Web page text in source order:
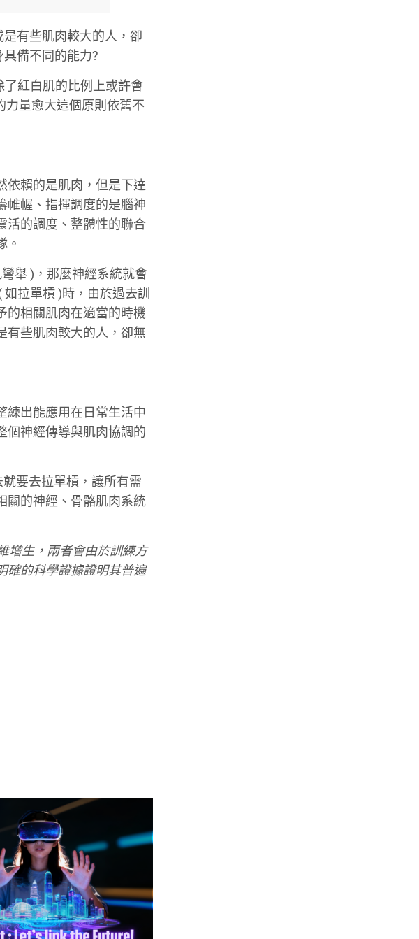
有些肌肉較大的人，卻
備不同的能力?
紅白肌的比例上或許會
力量愈大這個原則依舊不
依賴的是肌肉，但是下達
帷幄、指揮調度的是腦神
活的調度、整體性的聯合
。
舉 )，那麼神經系統就會
拉單槓 )時，由於過去訓
的相關肌肉在適當的時機
有些肌肉較大的人，卻無
練出能應用在日常生活中
個神經傳導與肌肉協調的
要去拉單槓，讓所有需
關的神經、骨骼肌肉系統
增生，兩者會由於訓練方
確的科學證據證明其普遍